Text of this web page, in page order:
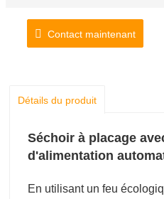
Contact maintenant
Détails du produit
Séchoir à placage
d'alimentation
En utilisant un feu